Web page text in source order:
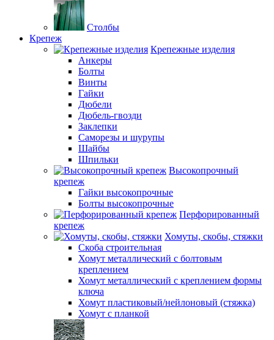
Столбы
Крепеж
Крепежные изделия
Анкеры
Болты
Винты
Гайки
Дюбели
Дюбель-гвозди
Заклепки
Саморезы и шурупы
Шайбы
Шпильки
Высокопрочный
крепеж
Гайки высокопрочные
Болты высокопрочные
Перфорированный
крепеж
Хомуты, скобы, стяжки
Скоба строительная
Хомут металлический с болтовым
креплением
Хомут металлический с креплением формы
ключа
Хомут пластиковый/нейлоновый (стяжка)
Хомут с планкой